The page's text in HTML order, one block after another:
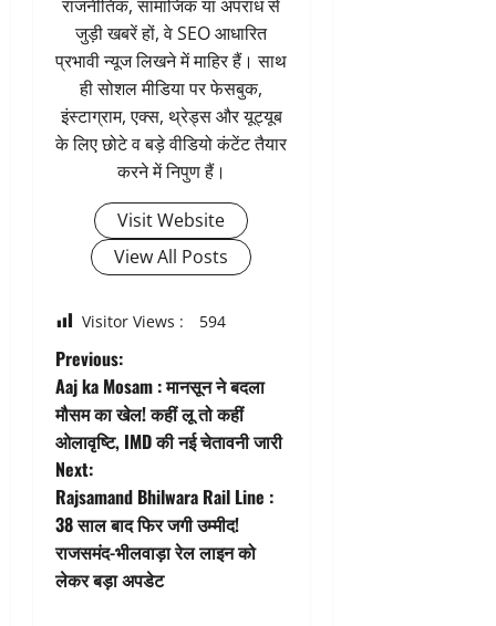
राजनीतिक, सामाजिक या अपराध से
जुड़ी खबरें हों, वे SEO आधारित
प्रभावी न्यूज लिखने में माहिर हैं। साथ
ही सोशल मीडिया पर फेसबुक,
इंस्टाग्राम, एक्स, थ्रेड्स और यूट्यूब
के लिए छोटे व बड़े वीडियो कंटेंट तैयार
करने में निपुण हैं।
Visit Website
View All Posts
Visitor Views : 594
P
o
s
t
n
a
Previous:
Aaj ka Mosam : मानसून ने बदला
मौसम का खेल! कहीं लू तो कहीं
ओलावृष्टि, IMD की नई चेतावनी जारी
Next:
Rajsamand Bhilwara Rail Line :
38 साल बाद फिर जगी उम्मीद!
राजसमंद-भीलवाड़ा रेल लाइन को
लेकर बड़ा अपडेट